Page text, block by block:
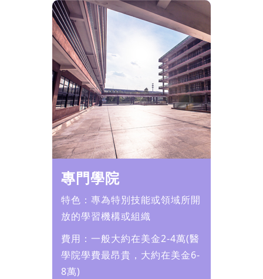
專門學院
特色：專為特別技能或領域所開
放的學習機構或組織
費用：一般大約在美金2-4萬(醫
學院學費最昂貴，大約在美金6-
8萬)